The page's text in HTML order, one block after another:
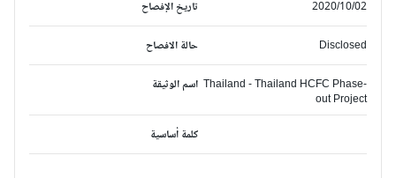
تاريخ الإفصاح 2020/10/02
حالة الافصاح Disclosed
اسم الوثيقة Thailand - Thailand HCFC Phase-
out Project
كلمة أساسية